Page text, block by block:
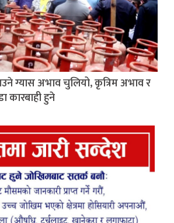
ग्यास अभाव चुलियो, कृत्रिम अभाव र
कारबाही हुने